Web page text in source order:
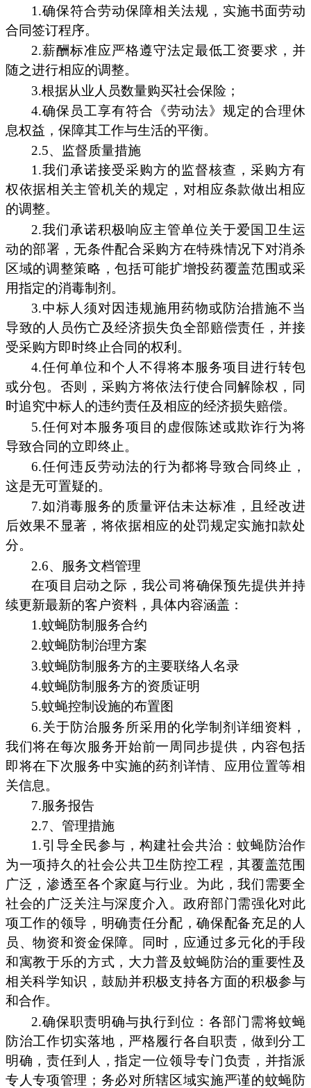
1.确保符合劳动保障相关法规，实施书面劳动
合同签订程序。
2.薪酬标准应严格遵守法定最低工资要求，并
随之进行相应的调整。
3.根据从业人员数量购买社会保险；
4.确保员工享有符合《劳动法》规定的合理休
息权益，保障其工作与生活的平衡。
2.5、监督质量措施
1.我们承诺接受采购方的监督核查，采购方有
权依据相关主管机关的规定，对相应条款做出相应
的调整。
2.我们承诺积极响应主管单位关于爱国卫生运
动的部署，无条件配合采购方在特殊情况下对消杀
区域的调整策略，包括可能扩增投药覆盖范围或采
用指定的消毒制剂。
3.中标人须对因违规施用药物或防治措施不当
导致的人员伤亡及经济损失负全部赔偿责任，并接
受采购方即时终止合同的权利。
4.任何单位和个人不得将本服务项目进行转包
或分包。否则，采购方将依法行使合同解除权，同
时追究中标人的违约责任及相应的经济损失赔偿。
5.任何对本服务项目的虚假陈述或欺诈行为将
导致合同的立即终止。
6.任何违反劳动法的行为都将导致合同终止，
这是无可置疑的。
7.如消毒服务的质量评估未达标准，且经改进
后效果不显著，将依据相应的处罚规定实施扣款处
分。
2.6、服务文档管理
在项目启动之际，我公司将确保预先提供并持
续更新最新的客户资料，具体内容涵盖：
1.蚊蝇防制服务合约
2.蚊蝇防制治理方案
3.蚊蝇防制服务方的主要联络人名录
4.蚊蝇防制服务方的资质证明
5.蚊蝇控制设施的布置图
6.关于防治服务所采用的化学制剂详细资料，
我们将在每次服务开始前一周同步提供，内容包括
即将在下次服务中实施的药剂详情、应用位置等相
关信息。
7.服务报告
2.7、管理措施
1.引导全民参与，构建社会共治：蚊蝇防治作
为一项持久的社会公共卫生防控工程，其覆盖范围
广泛，渗透至各个家庭与行业。为此，我们需要全
社会的广泛关注与深度介入。政府部门需强化对此
项工作的领导，明确责任分配，确保配备充足的人
员、物资和资金保障。同时，应通过多元化的手段
和寓教于乐的方式，大力普及蚊蝇防治的重要性及
相关科学知识，鼓励并积极支持各方面的积极参与
和合作。
2.确保职责明确与执行到位：各部门需将蚊蝇
防治工作切实落地，严格履行各自职责，做到分工
明确，责任到人，指定一位领导专门负责，并指派
专人专项管理；务必对所辖区域实施严谨的蚊蝇防